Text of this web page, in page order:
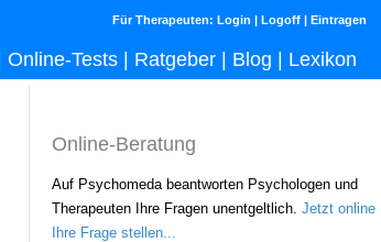
Für Therapeuten: Login | Logoff | Eintragen
Online-Tests Ratgeber Blog Lexikon
Online-Beratung
Auf Psychomeda beantworten Psychologen und
Therapeuten Ihre Fragen unentgeltlich. Jetzt online
Ihre Frage stellen...